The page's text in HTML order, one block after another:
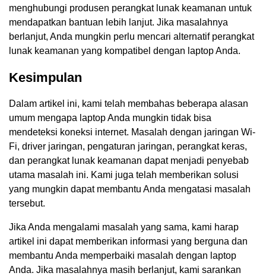
menghubungi produsen perangkat lunak keamanan untuk
mendapatkan bantuan lebih lanjut. Jika masalahnya
berlanjut, Anda mungkin perlu mencari alternatif perangkat
lunak keamanan yang kompatibel dengan laptop Anda.
Kesimpulan
Dalam artikel ini, kami telah membahas beberapa alasan
umum mengapa laptop Anda mungkin tidak bisa
mendeteksi koneksi internet. Masalah dengan jaringan Wi-
Fi, driver jaringan, pengaturan jaringan, perangkat keras,
dan perangkat lunak keamanan dapat menjadi penyebab
utama masalah ini. Kami juga telah memberikan solusi
yang mungkin dapat membantu Anda mengatasi masalah
tersebut.
Jika Anda mengalami masalah yang sama, kami harap
artikel ini dapat memberikan informasi yang berguna dan
membantu Anda memperbaiki masalah dengan laptop
Anda. Jika masalahnya masih berlanjut, kami sarankan